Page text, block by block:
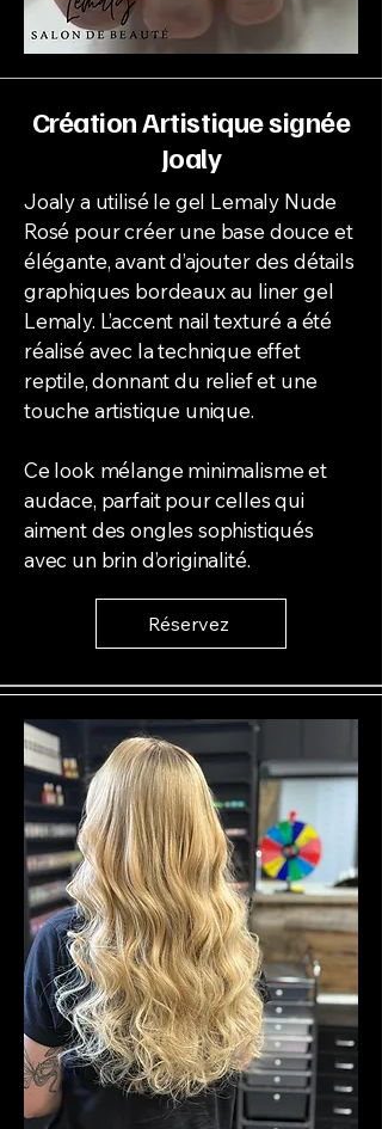
Création Artistique signée
Joaly
Joaly a utilisé le gel Lemaly Nude
Rosé pour créer une base douce et
élégante, avant d’ajouter des détails
graphiques bordeaux au liner gel
Lemaly. L’accent nail texturé a été
réalisé avec la technique effet
reptile, donnant du relief et une
touche artistique unique.
Ce look mélange minimalisme et
audace, parfait pour celles qui
aiment des ongles sophistiqués
avec un brin d’originalité.
Réservez